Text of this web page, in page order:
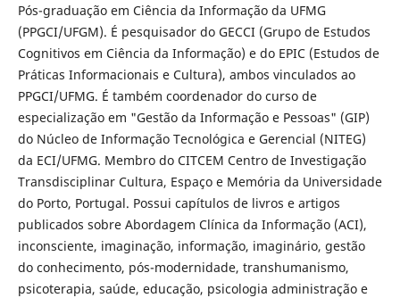
Pós-graduação em Ciência da Informação da UFMG
(PPGCI/UFGM). É pesquisador do GECCI (Grupo de Estudos
Cognitivos em Ciência da Informação) e do EPIC (Estudos de
Práticas Informacionais e Cultura), ambos vinculados ao
PPGCI/UFMG. É também coordenador do curso de
especialização em "Gestão da Informação e Pessoas" (GIP)
do Núcleo de Informação Tecnológica e Gerencial (NITEG)
da ECI/UFMG. Membro do CITCEM Centro de Investigação
Transdisciplinar Cultura, Espaço e Memória da Universidade
do Porto, Portugal. Possui capítulos de livros e artigos
publicados sobre Abordagem Clínica da Informação (ACI),
inconsciente, imaginação, informação, imaginário, gestão
do conhecimento, pós-modernidade, transhumanismo,
psicoterapia, saúde, educação, psicologia administração e